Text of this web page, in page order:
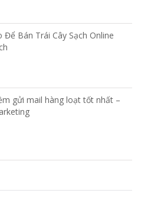
Để Bán Trái Cây Sạch Online
gửi mail hàng loạt tốt nhất –